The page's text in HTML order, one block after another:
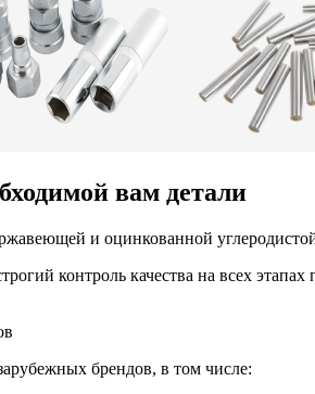
вам детали
и оцинкованной
контроль качества на всех
брендов, в том числе: